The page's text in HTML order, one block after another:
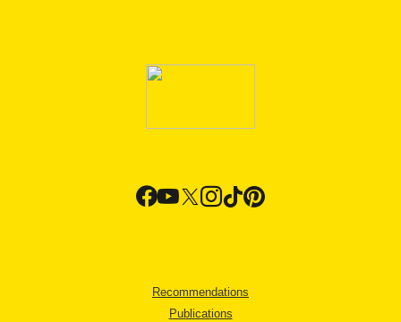
Recommendations
Publications